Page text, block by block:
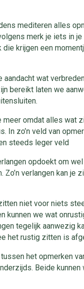
mediteren alles
merk je iets in
krijgen een
wat
bereikt laten we
omdat alles wat
In zo’n veld van
steeds leger veld
opdoekt om
verlangen kan je
niet voor niets
kunnen we wat
tegelijk aanwezig
het rustig zitten is
het opmerken
Beide